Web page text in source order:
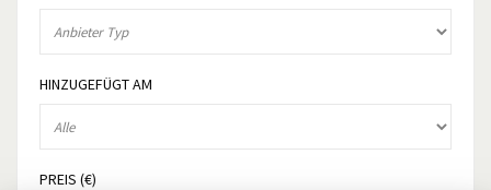
HINZUGEFÜGT AM
PREIS (€)